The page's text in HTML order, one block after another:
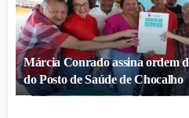
Márcia Conrado assina ordem
do Posto de Saúde de Chocalho